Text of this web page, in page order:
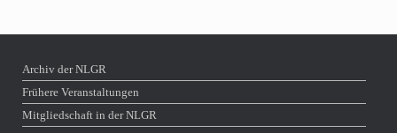
Archiv der NLGR
Frühere Veranstaltungen
Mitgliedschaft in der NLGR